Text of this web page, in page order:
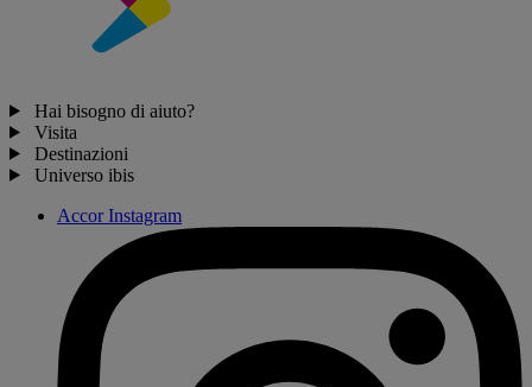
Hai bisogno di aiuto?
Visita
Destinazioni
Universo ibis
Accor Instagram